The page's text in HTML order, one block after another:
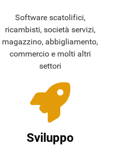
Software scatolifici,
ricambisti, società servizi,
magazzino, abbigliamento,
commercio e molti altri
settori
Sviluppo